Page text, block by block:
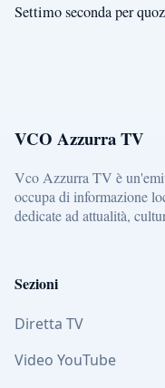
Settimo seconda per
VCO Azzurra TV
Vco Azzurra TV è
occupa di informazione
dedicate ad attualità,
Sezioni
Diretta TV
Video YouTube